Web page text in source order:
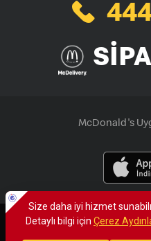
McDonald's
Size daha iyi hizmet